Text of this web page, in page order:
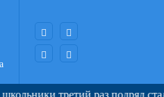
третий раз подряд стали